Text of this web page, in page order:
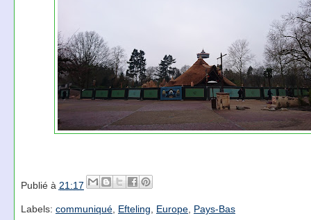
Publié à 21:17
Labels: communiqué, Efteling, Europe, Pays-Bas